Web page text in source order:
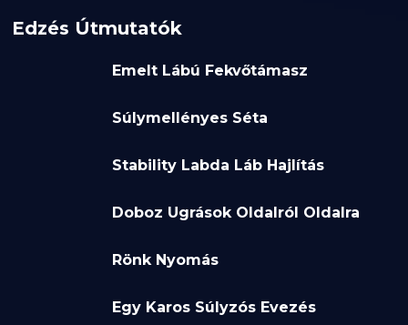
Edzés Útmutatók
Emelt Lábú Fekvőtámasz
Súlymellényes Séta
Stability Labda Láb Hajlítás
Doboz Ugrások Oldalról Oldalra
Rönk Nyomás
Egy Karos Súlyzós Evezés